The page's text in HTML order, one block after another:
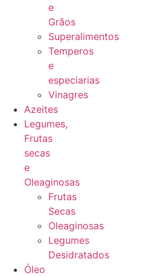
e
Grãos
Superalimentos
Temperos
e
especiarias
Vinagres
Azeites
Legumes,
Frutas
secas
e
Oleaginosas
Frutas
Secas
Oleaginosas
Legumes
Desidratados
Óleo